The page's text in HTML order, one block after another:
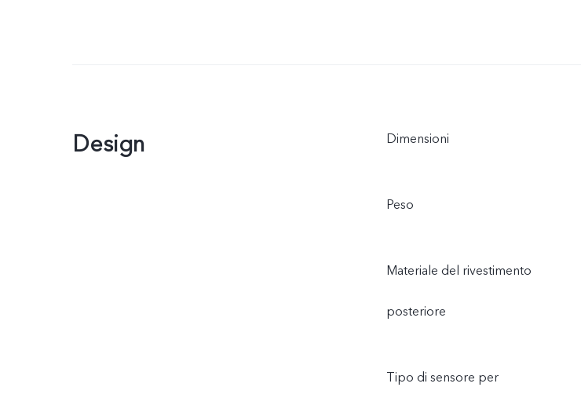
Design Dimensioni
Peso
Materiale del rivestimento
posteriore
Tipo di sensore per